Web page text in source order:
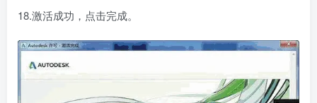
18.激活成功，点击完成。